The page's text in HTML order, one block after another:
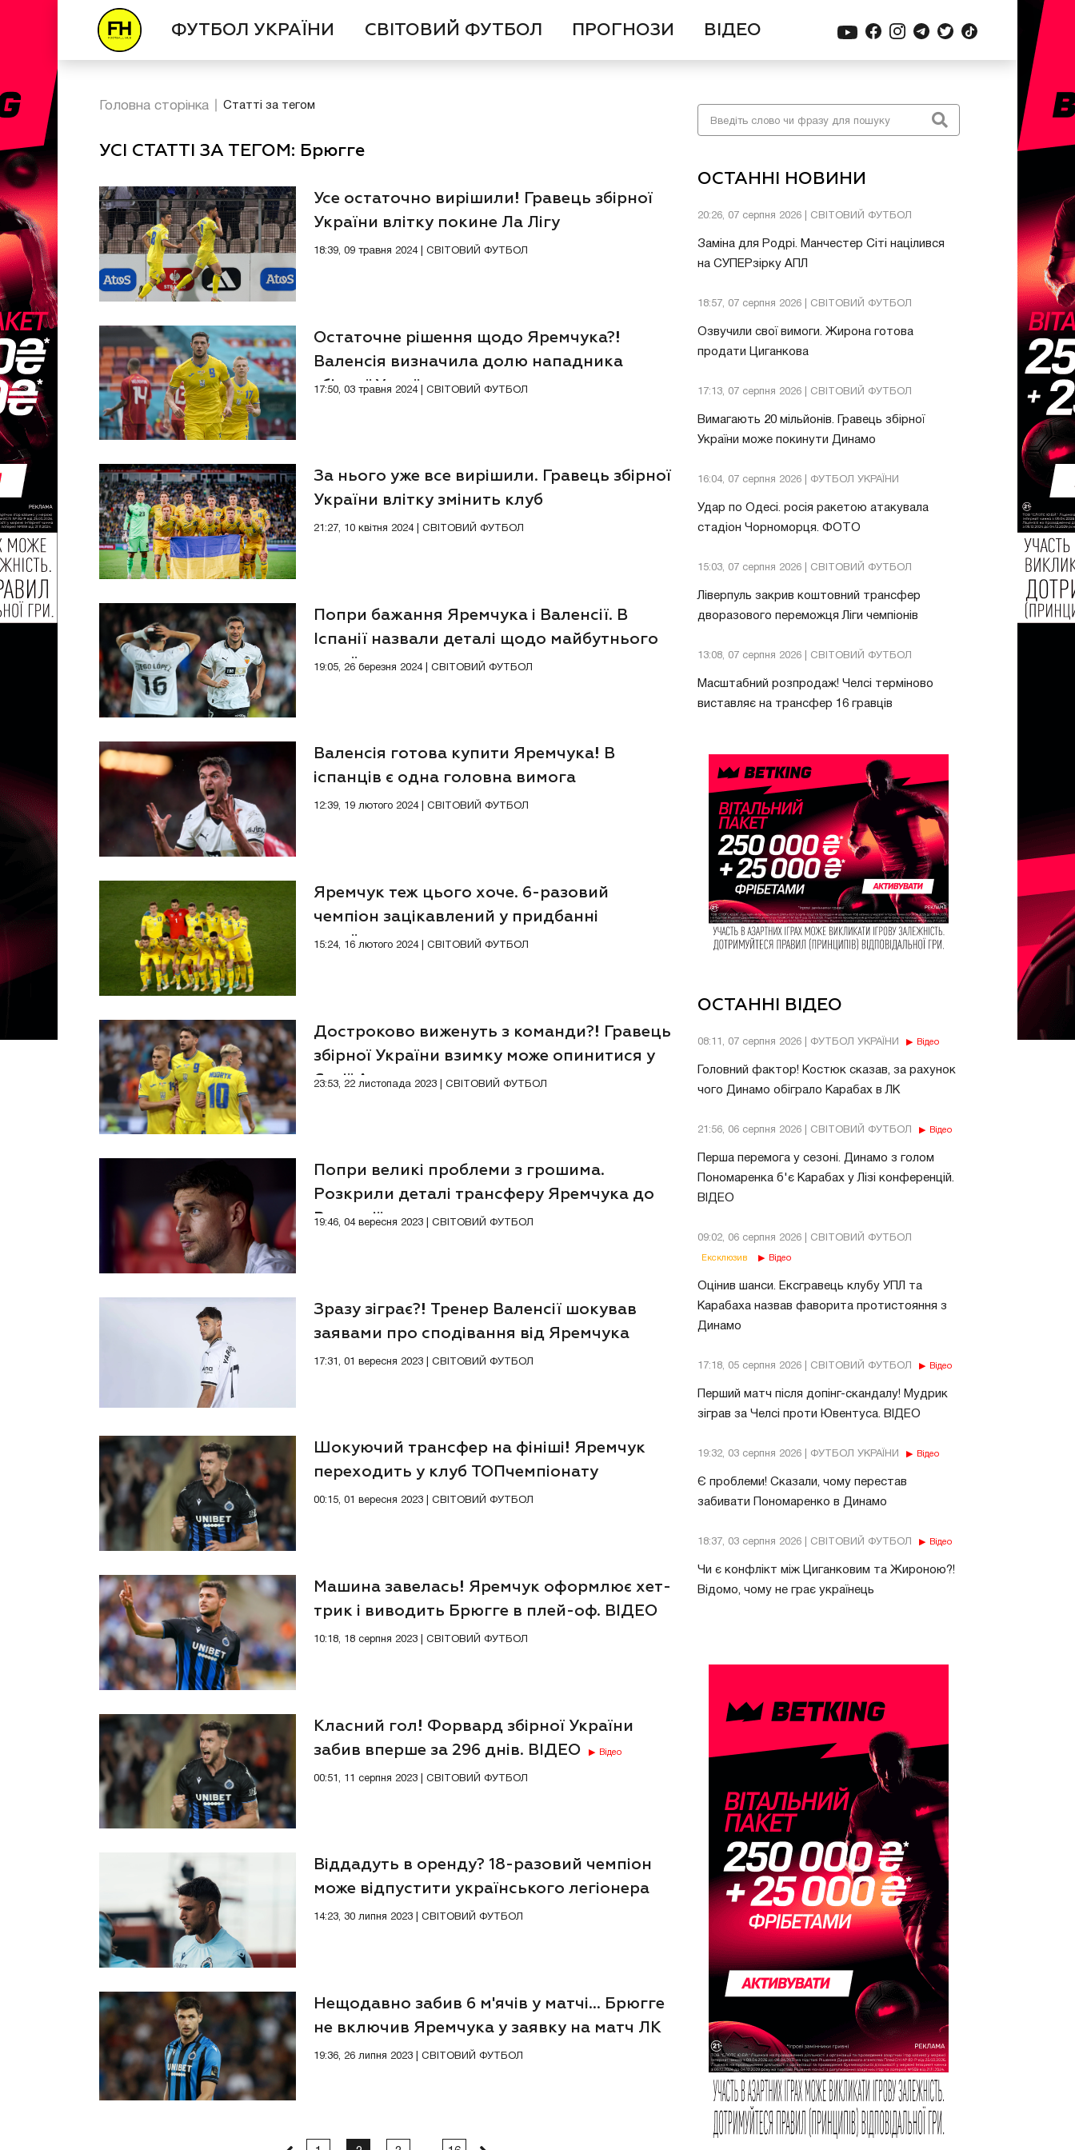
ФУТБОЛ УКРАЇНИ СВІТОВИЙ ФУТБОЛ ПРОГНОЗИ ВІДЕО
ОСТАННІ НОВИНИ
20:26, 07 серпня 2026 | СВІТОВИЙ ФУТБОЛ
Заміна для Родрі. Манчестер Сіті націлився
на СУПЕРзірку АПЛ
18:57, 07 серпня 2026 | СВІТОВИЙ ФУТБОЛ
Озвучили свої вимоги. Жирона готова
продати Циганкова
17:13, 07 серпня 2026 | СВІТОВИЙ ФУТБОЛ
Вимагають 20 мільйонів. Гравець збірної
України може покинути Динамо
16:04, 07 серпня 2026 | ФУТБОЛ УКРАЇНИ
Удар по Одесі. росія ракетою атакувала
стадіон Чорноморця. ФОТО
15:03, 07 серпня 2026 | СВІТОВИЙ ФУТБОЛ
Ліверпуль закрив коштовний трансфер
дворазового переможця Ліги чемпіонів
13:08, 07 серпня 2026 | СВІТОВИЙ ФУТБОЛ
Масштабний розпродаж! Челсі терміново
виставляє на трансфер 16 гравців
ОСТАННІ ВІДЕО
08:11, 07 серпня 2026 | ФУТБОЛ УКРАЇНИ Відео
Головний фактор! Костюк сказав, за рахунок
чого Динамо обіграло Карабах в ЛК
21:56, 06 серпня 2026 | СВІТОВИЙ ФУТБОЛ Відео
Перша перемога у сезоні. Динамо з голом
Пономаренка б'є Карабах у Лізі конференцій.
ВІДЕО
09:02, 06 серпня 2026 | СВІТОВИЙ ФУТБОЛ
Ексклюзив Відео
Оцінив шанси. Ексгравець клубу УПЛ та
Карабаха назвав фаворита протистояння з
Динамо
17:18, 05 серпня 2026 | СВІТОВИЙ ФУТБОЛ Відео
Перший матч після допінг-скандалу! Мудрик
зіграв за Челсі проти Ювентуса. ВІДЕО
19:32, 03 серпня 2026 | ФУТБОЛ УКРАЇНИ Відео
Є проблеми! Сказали, чому перестав
забивати Пономаренко в Динамо
18:37, 03 серпня 2026 | СВІТОВИЙ ФУТБОЛ Відео
Чи є конфлікт між Циганковим та Жироною?!
Відомо, чому не грає українець
Головна сторінка Статті за тегом
УСІ СТАТТІ ЗА ТЕГОМ: Брюгге
Усе остаточно вирішили! Гравець збірної
України влітку покине Ла Лігу
18:39, 09 травня 2024 | СВІТОВИЙ ФУТБОЛ
Остаточне рішення щодо Яремчука?!
Валенсія визначила долю нападника
збірної України
17:50, 03 травня 2024 | СВІТОВИЙ ФУТБОЛ
За нього уже все вирішили. Гравець збірної
України влітку змінить клуб
21:27, 10 квітня 2024 | СВІТОВИЙ ФУТБОЛ
Попри бажання Яремчука і Валенсії. В
Іспанії назвали деталі щодо майбутнього
українця
19:05, 26 березня 2024 | СВІТОВИЙ ФУТБОЛ
Валенсія готова купити Яремчука! В
іспанців є одна головна вимога
12:39, 19 лютого 2024 | СВІТОВИЙ ФУТБОЛ
Яремчук теж цього хоче. 6-разовий
чемпіон зацікавлений у придбанні
українця
15:24, 16 лютого 2024 | СВІТОВИЙ ФУТБОЛ
Достроково виженуть з команди?! Гравець
збірної України взимку може опинитися у
Серії А
23:53, 22 листопада 2023 | СВІТОВИЙ ФУТБОЛ
Попри великі проблеми з грошима.
Розкрили деталі трансферу Яремчука до
Валенсії
Ексклюзив Відео
19:46, 04 вересня 2023 | СВІТОВИЙ ФУТБОЛ
Зразу зіграє?! Тренер Валенсії шокував
заявами про сподівання від Яремчука
17:31, 01 вересня 2023 | СВІТОВИЙ ФУТБОЛ
Шокуючий трансфер на фініші! Яремчук
переходить у клуб ТОПчемпіонату
00:15, 01 вересня 2023 | СВІТОВИЙ ФУТБОЛ
Машина завелась! Яремчук оформлює хет-
трик і виводить Брюгге в плей-оф. ВІДЕО
10:18, 18 серпня 2023 | СВІТОВИЙ ФУТБОЛ
Класний гол! Форвард збірної України
забив вперше за 296 днів. ВІДЕО
Відео
00:51, 11 серпня 2023 | СВІТОВИЙ ФУТБОЛ
Віддадуть в оренду? 18-разовий чемпіон
може відпустити українського легіонера
14:23, 30 липня 2023 | СВІТОВИЙ ФУТБОЛ
Нещодавно забив 6 м'ячів у матчі... Брюгге
не включив Яремчука у заявку на матч ЛК
19:36, 26 липня 2023 | СВІТОВИЙ ФУТБОЛ